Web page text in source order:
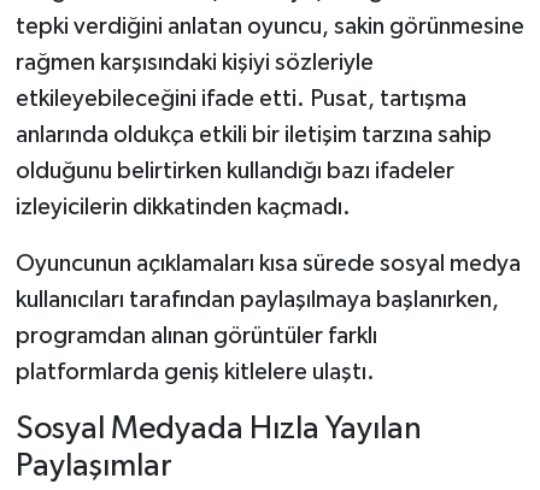
tepki verdiğini anlatan oyuncu, sakin görünmesine
rağmen karşısındaki kişiyi sözleriyle
etkileyebileceğini ifade etti. Pusat, tartışma
anlarında oldukça etkili bir iletişim tarzına sahip
olduğunu belirtirken kullandığı bazı ifadeler
izleyicilerin dikkatinden kaçmadı.
Oyuncunun açıklamaları kısa sürede sosyal medya
kullanıcıları tarafından paylaşılmaya başlanırken,
programdan alınan görüntüler farklı
platformlarda geniş kitlelere ulaştı.
Sosyal Medyada Hızla Yayılan
Paylaşımlar